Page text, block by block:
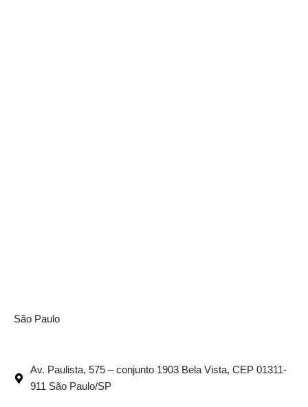
São Paulo
Av. Paulista, 575 – conjunto 1903 Bela Vista, CEP 01311-
911 São Paulo/SP